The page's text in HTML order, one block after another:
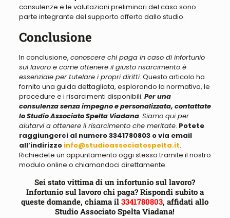
consulenze e le valutazioni preliminari del caso sono
parte integrante del supporto offerto dallo studio.
Conclusione
In conclusione, conoscere chi paga in caso di infortunio
sul lavoro e come ottenere il giusto risarcimento è
essenziale per tutelare i propri diritti. Questo articolo ha
fornito una guida dettagliata, esplorando la normativa, le
procedure e i risarcimenti disponibili. Per una
consulenza senza impegno e personalizzata, contattate
lo Studio Associato Spelta Viadana. Siamo qui per
aiutarvi a ottenere il risarcimento che meritate. Potete
raggiungerci al numero3341780803o via email
all’indirizzo info@studioassociatospelta.it.
Richiedete un appuntamento oggi stesso tramite il nostro
modulo online o chiamandoci direttamente.
Sei stato vittima di un infortunio sul lavoro?
Infortunio sul lavoro chi paga? Rispondi subito a
queste domande, chiama il3341780803, affidati allo
Studio Associato Spelta Viadana!